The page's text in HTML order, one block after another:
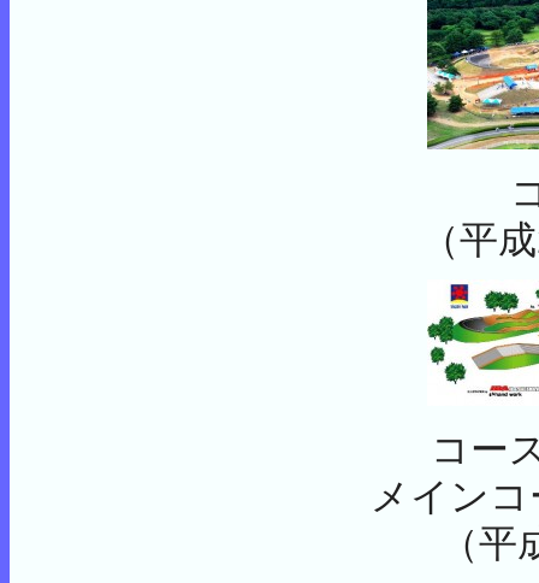
（平
コー
メイン
（